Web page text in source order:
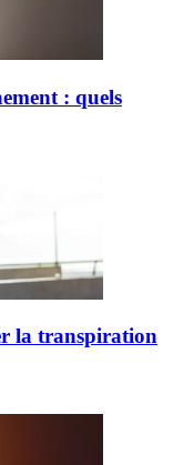
: quels
la transpiration